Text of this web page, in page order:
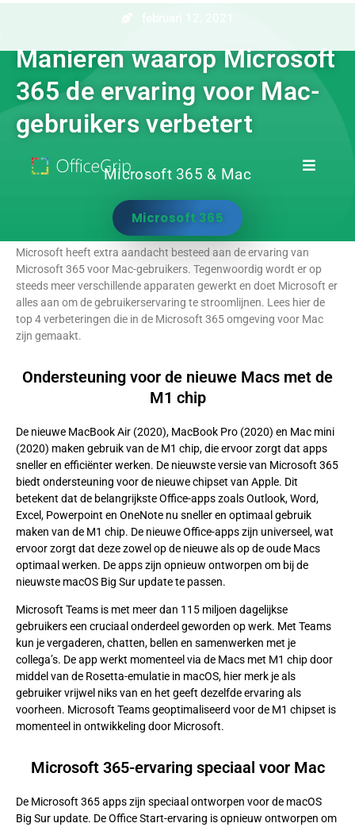
Manieren waarop Microsoft
365 de ervaring voor Mac-
gebruikers verbetert
Microsoft 365 & Mac
Microsoft 365
Microsoft heeft extra aandacht besteed aan de ervaring van
Microsoft 365 voor Mac-gebruikers. Tegenwoordig wordt er op
steeds meer verschillende apparaten gewerkt en doet Microsoft er
alles aan om de gebruikerservaring te stroomlijnen. Lees hier de
top 4 verbeteringen die in de Microsoft 365 omgeving voor Mac
zijn gemaakt.
Ondersteuning voor de nieuwe Macs met de
M1 chip
De nieuwe MacBook Air (2020), MacBook Pro (2020) en Mac mini
(2020) maken gebruik van de M1 chip, die ervoor zorgt dat apps
sneller en efficiënter werken. De nieuwste versie van Microsoft 365
biedt ondersteuning voor de nieuwe chipset van Apple. Dit
betekent dat de belangrijkste Office-apps zoals Outlook, Word,
Excel, Powerpoint en OneNote nu sneller en optimaal gebruik
maken van de M1 chip. De nieuwe Office-apps zijn universeel, wat
ervoor zorgt dat deze zowel op de nieuwe als op de oude Macs
optimaal werken. De apps zijn opnieuw ontworpen om bij de
nieuwste macOS Big Sur update te passen.
Microsoft Teams is met meer dan 115 miljoen dagelijkse
gebruikers een cruciaal onderdeel geworden op werk. Met Teams
kun je vergaderen, chatten, bellen en samenwerken met je
collega’s. De app werkt momenteel via de Macs met M1 chip door
middel van de Rosetta-emulatie in macOS, hier merk je als
gebruiker vrijwel niks van en het geeft dezelfde ervaring als
voorheen. Microsoft Teams geoptimaliseerd voor de M1 chipset is
momenteel in ontwikkeling door Microsoft.
Microsoft 365-ervaring speciaal voor Mac
De Microsoft 365 apps zijn speciaal ontworpen voor de macOS
Big Sur update. De Office Start-ervaring is opnieuw ontworpen om